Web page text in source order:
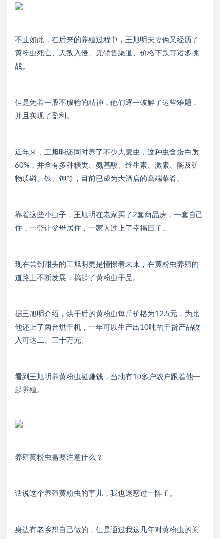
不止如此，在后来的养殖过程中，王旭明夫妻俩又经历了
黄粉虫死亡、天敌入侵、无销售渠道、价格下跌等诸多挑
战。
但是凭着一股不服输的精神，他们逐一破解了这些难题，
并且实现了盈利。
近年来，王旭明还同时养了不少大麦虫，这种虫含蛋白质
60%，并含有多种糖类、氨基酸、维生素、激素、酶及矿
物质磷、铁、钾等，目前已成为大酒店的高端菜肴。
靠着这些小虫子，王旭明在老家买了2套商品房，一套自己
住，一套让父母居住，一家人过上了幸福日子。
现在尝到甜头的王旭明更是憧憬着未来，在黄粉虫养殖的
道路上不断发展，搞起了黄粉虫干品。
据王旭明介绍，烘干后的黄粉虫每斤价格为12.5元，为此
他还上了两台烘干机，一年可以生产出10吨的干货产品收
入可达二、三十万元。
看到王旭明养黄粉虫挺赚钱，当地有10多户农户跟着他一
起养殖。
养殖黄粉虫需要注意什么？
话说这个养殖黄粉虫的事儿，我也迷惑过一阵子。
身边有老乡想自己做的，但是通过我这几年对黄粉虫的关